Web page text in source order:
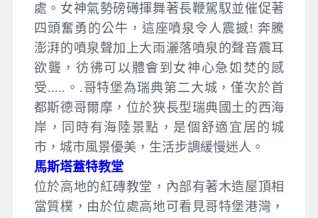
處。女神氣勢磅礡揮舞著長鞭駕馭並催促著
四頭奮勇的公牛，這座噴泉令人震撼! 奔騰
澎湃的噴泉聲加上大雨灑落噴泉的聲音震耳
欲聾，彷彿可以體會到女神心急如焚的感
受.....。.哥特堡為瑞典第二大城，僅次於首
都斯德哥爾摩，位於狹長型瑞典國土的西海
岸，同時有海陸景點，是個舒適宜居的城
市，城市風景優美，生活步調緩慢迷人。
馬斯塔蓋特教堂
位於高地的紅磚教堂，內部有著木造屋頂相
當質樸，由於位處高地可看見哥特堡港灣，